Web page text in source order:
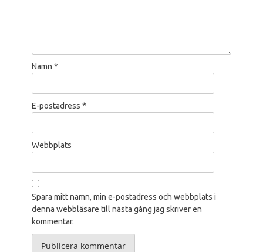
Namn *
E-postadress *
Webbplats
Spara mitt namn, min e-postadress och webbplats i
denna webbläsare till nästa gång jag skriver en
kommentar.